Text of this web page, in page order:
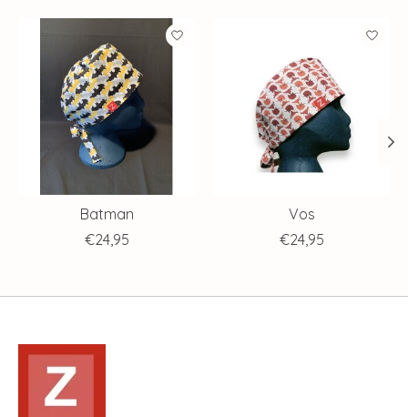
Articles du carrousel de produits
Batman
€24,95
Vos
€24,95